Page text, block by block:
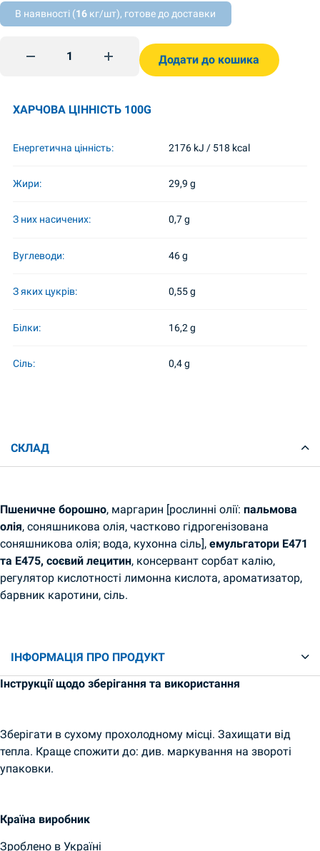
В наявності (16 кг/шт), готове до доставки
Коржі для торта Наполеон 400г Королева Тортенбоден
Додати до кошика
ХАРЧОВА ЦІННІСТЬ 100G
Енергетична цінність: 2176 kJ / 518 kcal
Жири: 29,9 g
З них насичених: 0,7 g
Вуглеводи: 46 g
З яких цукрів: 0,55 g
Білки: 16,2 g
Сіль: 0,4 g
СКЛАД
Пшеничне борошно, маргарин [рослинні олії: пальмова
олія, соняшникова олія, частково гідрогенізована
соняшникова олія; вода, кухонна сіль], емульгатори E471
та E475, соєвий лецитин, консервант сорбат калію,
регулятор кислотності лимонна кислота, ароматизатор,
барвник каротини, сіль.
ІНФОРМАЦІЯ ПРО ПРОДУКТ
Інструкції щодо зберігання та використання
Зберігати в сухому прохолодному місці. Захищати від
тепла. Краще спожити до: див. маркування на звороті
упаковки.
Країна виробник
Зроблено в Україні